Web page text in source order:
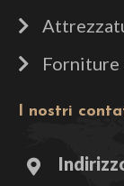
Forniture
I nostri